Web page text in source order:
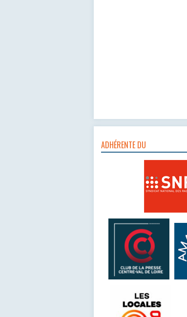
ADHÉRENTE DU